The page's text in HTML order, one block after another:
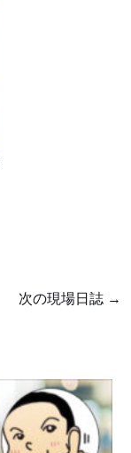
次の現場日誌 →